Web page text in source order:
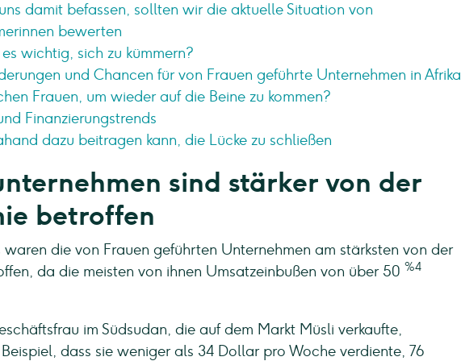
damit befassen, sollten wir die aktuelle Situation von
bewerten
wichtig, sich zu kümmern?
und Chancen für von Frauen geführte Unternehmen in Afrika
Frauen, um wieder auf die Beine zu kommen?
Finanzierungstrends
dazu beitragen kann, die Lücke zu schließen
sind stärker von der
betroffen
waren die von Frauen geführten Unternehmen am stärksten von der
da die meisten von ihnen Umsatzeinbußen von über 50 %4
im Südsudan, die auf dem Markt Müsli verkaufte,
dass sie weniger als 34 Dollar pro Woche verdiente, 76